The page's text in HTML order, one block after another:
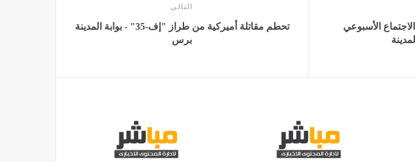
الأسبوعي
التالى
تحطم مقاتلة أميركية من طراز "إف-35" - بوابة المدينة
برس